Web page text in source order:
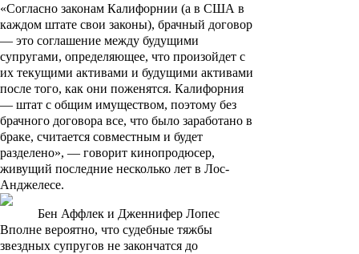
«Согласно законам Калифорнии (а в США в
каждом штате свои законы), брачный договор
— это соглашение между будущими
супругами, определяющее, что произойдет с
их текущими активами и будущими активами
после того, как они поженятся. Калифорния
— штат с общим имуществом, поэтому без
брачного договора все, что было заработано в
браке, считается совместным и будет
разделено», — говорит кинопродюсер,
живущий последние несколько лет в Лос-
Анджелесе.
Бен Аффлек и Дженнифер Лопес
Вполне вероятно, что судебные тяжбы
звездных супругов не закончатся до